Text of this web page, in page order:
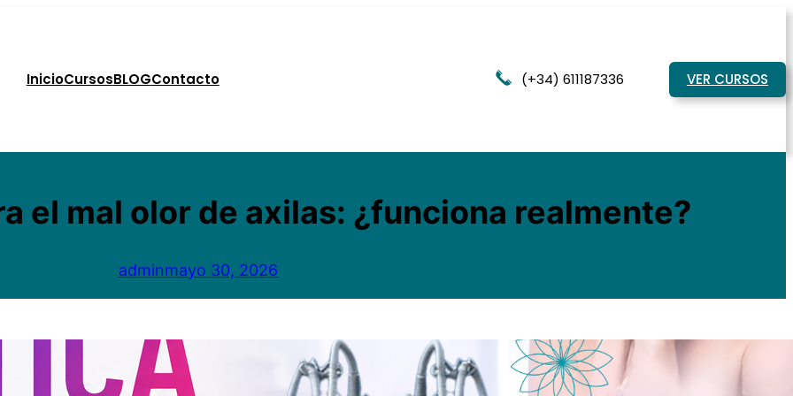
InicioCursosBLOGContacto (+34) 611187336 VER CURSOS
el mal olor de axilas: ¿funciona realmente?
adminmayo 30, 2026